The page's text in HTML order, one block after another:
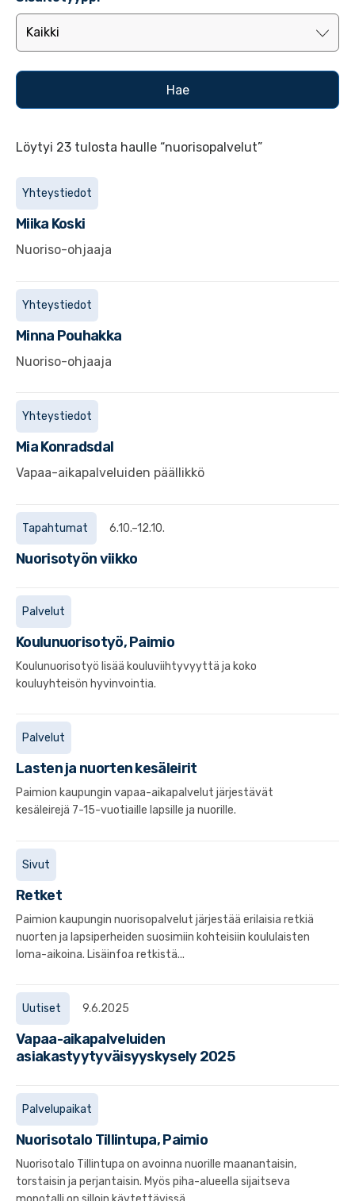
Löytyi 23 tulosta haulle “nuorisopalvelut”
Yhteystiedot
Miika Koski
Nuoriso-ohjaaja
Yhteystiedot
Minna Pouhakka
Nuoriso-ohjaaja
Yhteystiedot
MiaKonradsdal
Vapaa-aikapalveluiden päällikkö
Tapahtumat 6.10.–12.10.
Nuorisotyön viikko
Palvelut
Koulunuorisotyö, Paimio
Koulunuorisotyö lisää kouluviihtyvyyttä ja koko
kouluyhteisön hyvinvointia.
Palvelut
Lasten ja nuorten kesäleirit
Paimion kaupungin vapaa-aikapalvelut järjestävät
kesäleirejä 7-15-vuotiaille lapsille ja nuorille.
Sivut
Retket
Paimion kaupungin nuorisopalvelut järjestää erilaisia retkiä
nuorten ja lapsiperheiden suosimiin kohteisiin koululaisten
loma-aikoina. Lisäinfoa retkistä...
Uutiset 9.6.2025
Vapaa-aikapalveluiden
asiakastyytyväisyyskysely 2025
Palvelupaikat
Nuorisotalo Tillintupa, Paimio
Nuorisotalo Tillintupa on avoinna nuorille maanantaisin,
torstaisin ja perjantaisin. Myös piha-alueella sijaitseva